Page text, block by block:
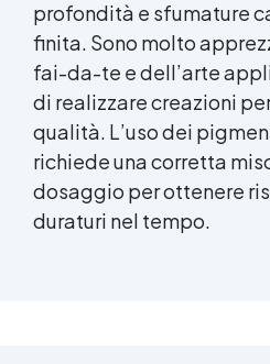
profondità e sfumature
finita. Sono molto
fai-da-te e dell’arte
di realizzare creazioni
qualità. L’uso dei
richiede una corretta
dosaggio per ottenere
duraturi nel tempo.